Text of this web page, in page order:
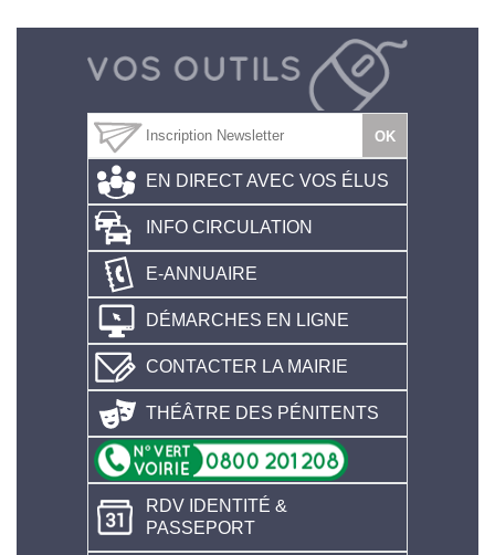
EN DIRECT AVEC VOS ÉLUS
INFO CIRCULATION
E-ANNUAIRE
DÉMARCHES EN LIGNE
CONTACTER LA MAIRIE
THÉÂTRE DES PÉNITENTS
RDV IDENTITÉ &
PASSEPORT